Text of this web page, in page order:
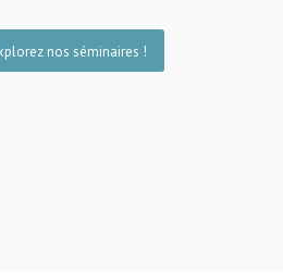
nos séminaires !